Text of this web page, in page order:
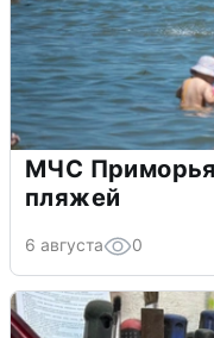
МЧС Приморья
пляжей
6 августа 0